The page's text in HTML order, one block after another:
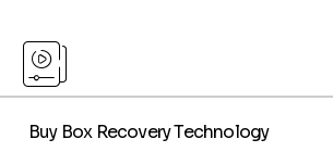
Buy Box Recovery Technology